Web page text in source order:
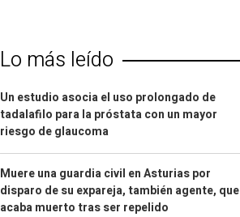
Lo más leído
Un estudio asocia el uso prolongado de
tadalafilo para la próstata con un mayor
riesgo de glaucoma
Muere una guardia civil en Asturias por
disparo de su expareja, también agente, que
acaba muerto tras ser repelido